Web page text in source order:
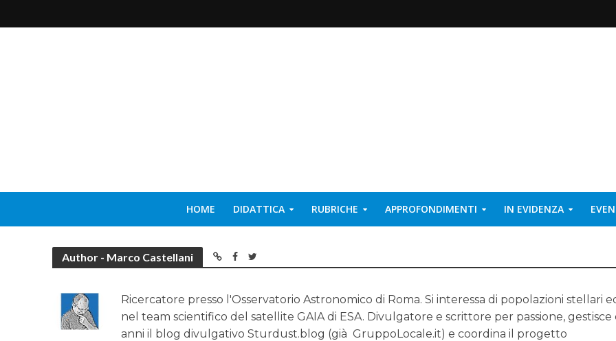
HOME DIDATTICA RUBRICHE APPROFONDIMENTI IN EVIDENZA
Author - Marco Castellani
Ricercatore presso l'Osservatorio Astronomico di Roma. Si interessa di popolazioni stellari
nel team scientifico del satellite GAIA di ESA. Divulgatore e scrittore per passione, gestisce
anni il blog divulgativo Sturdust.blog (già GruppoLocale.it) e coordina il progetto